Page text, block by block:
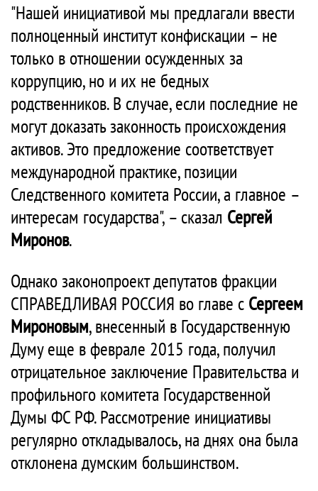
"Нашей инициативой мы предлагали ввести
полноценный институт конфискации – не
только в отношении осужденных за
коррупцию, но и их не бедных
родственников. В случае, если последние не
могут доказать законность происхождения
активов. Это предложение соответствует
международной практике, позиции
Следственного комитета России, а главное –
интересам государства", – сказал Сергей
Миронов.
Однако законопроект депутатов фракции
СПРАВЕДЛИВАЯ РОССИЯ во главе с Сергеем
Мироновым, внесенный в Государственную
Думу еще в феврале 2015 года, получил
отрицательное заключение Правительства и
профильного комитета Государственной
Думы ФС РФ. Рассмотрение инициативы
регулярно откладывалось, на днях она была
отклонена думским большинством.